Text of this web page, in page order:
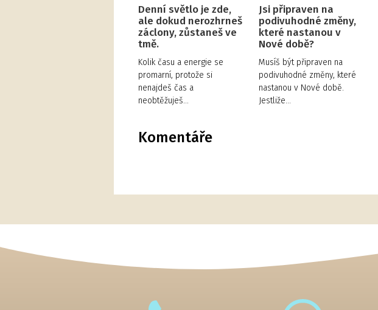
Denní světlo je zde,
ale dokud nerozhrneš
záclony, zůstaneš ve
tmě.
Kolik času a energie se
promarní, protože si
nenajdeš čas a
neobtěžuješ…
Jsi připraven na
podivuhodné změny,
které nastanou v
Nové době?
Musíš být připraven na
podivuhodné změny, které
nastanou v Nové době.
Jestliže…
Komentáře